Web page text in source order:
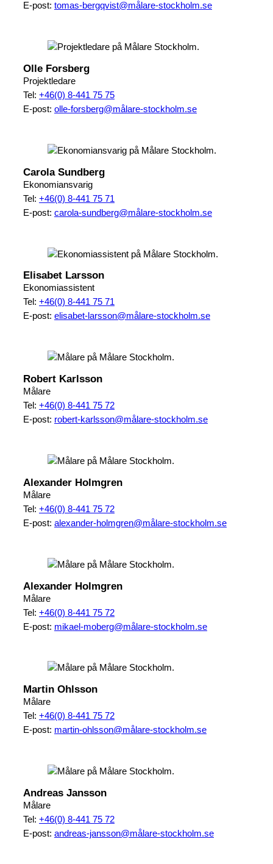
E-post: tomas-bergqvist@målare-stockholm.se
Olle Forsberg
Projektledare
Tel: +46(0) 8-441 75 75
E-post: olle-forsberg@målare-stockholm.se
Carola Sundberg
Ekonomiansvarig
Tel: +46(0) 8-441 75 71
E-post: carola-sundberg@målare-stockholm.se
Elisabet Larsson
Ekonomiassistent
Tel: +46(0) 8-441 75 71
E-post: elisabet-larsson@målare-stockholm.se
Robert Karlsson
Målare
Tel: +46(0) 8-441 75 72
E-post: robert-karlsson@målare-stockholm.se
Alexander Holmgren
Målare
Tel: +46(0) 8-441 75 72
E-post: alexander-holmgren@målare-stockholm.se
Alexander Holmgren
Målare
Tel: +46(0) 8-441 75 72
E-post: mikael-moberg@målare-stockholm.se
Martin Ohlsson
Målare
Tel: +46(0) 8-441 75 72
E-post: martin-ohlsson@målare-stockholm.se
Andreas Jansson
Målare
Tel: +46(0) 8-441 75 72
E-post: andreas-jansson@målare-stockholm.se